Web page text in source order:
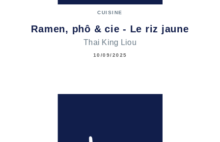
CUISINE
Ramen, phô & cie - Le riz jaune
Thai King Liou
10/09/2025